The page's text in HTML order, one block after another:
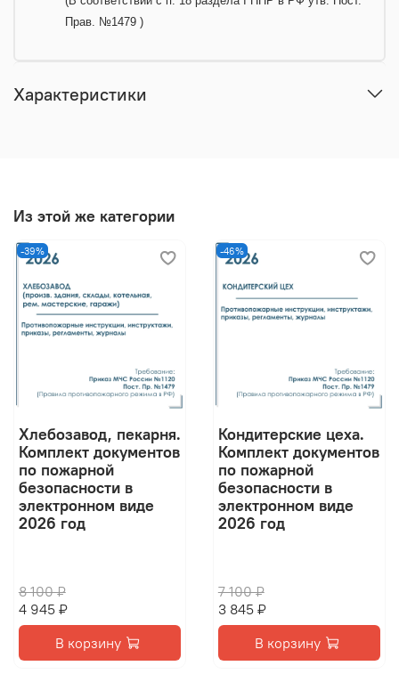
Прав. №1479 )
Характеристики
Из этой же категории
-39%
Хлебозавод, пекарня.
Комплект документов
по пожарной
безопасности в
электронном виде
2026 год
8 100 ₽
4 945 ₽
В корзину
-46%
Кондитерские цеха.
Комплект документов
по пожарной
безопасности в
электронном виде
2026 год
7 100 ₽
3 845 ₽
В корзину